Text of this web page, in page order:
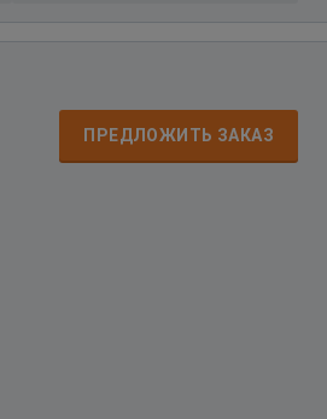
ПРЕДЛОЖИТЬ ЗАКАЗ